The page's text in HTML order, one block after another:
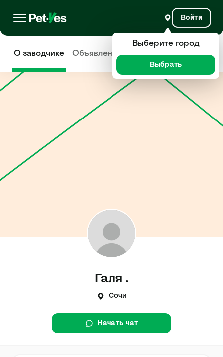
Войти
О заводчике Объявления Отзывы
Галя .
Сочи
Начать чат
Выберите город
Выбрать